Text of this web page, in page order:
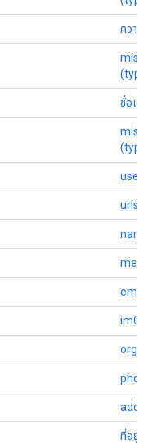
ความ
ชื่อเล่
urls
ที่อยู่อ